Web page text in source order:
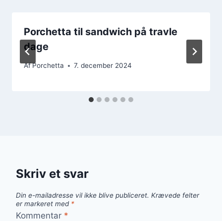
Porchetta til sandwich på travle
dage
AfPorchetta 7. december 2024
Skriv et svar
Din e-mailadresse vil ikke blive publiceret. Krævede felter
er markeret med *
Kommentar *